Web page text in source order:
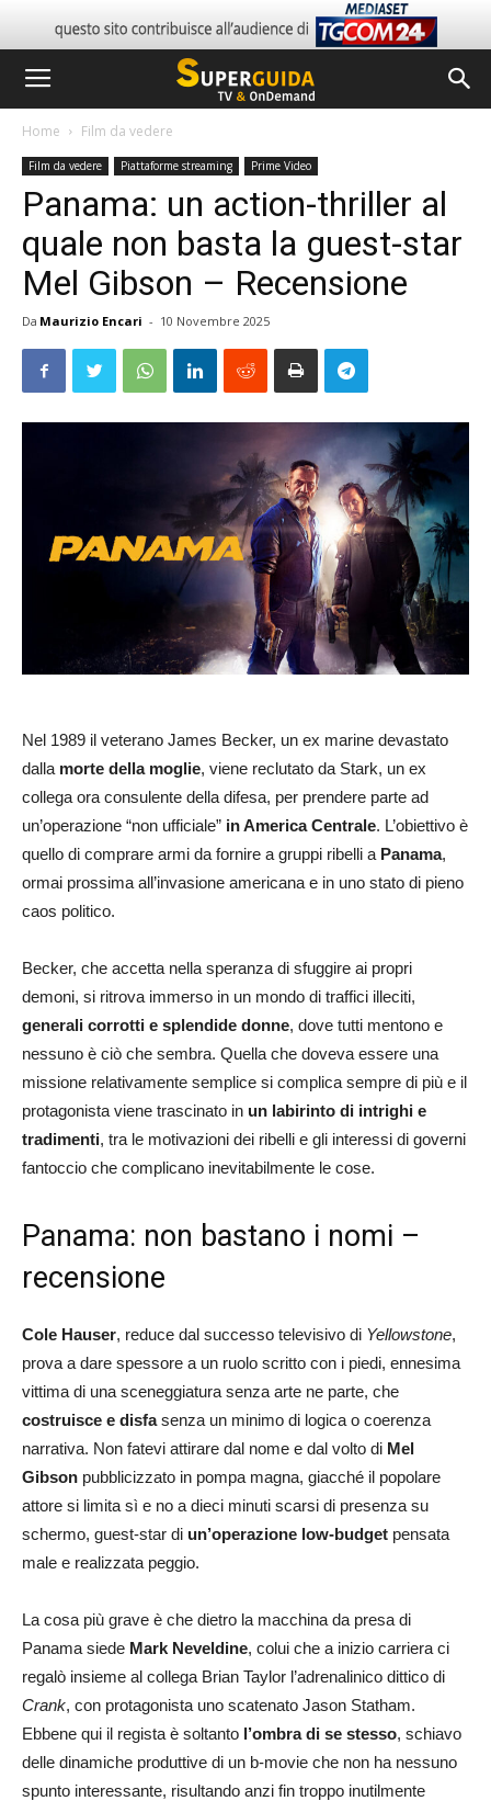
Home Film da vedere
Film da vedere Piattaforme streaming Prime Video
Panama: un action-thriller al
quale non basta la guest-star
Mel Gibson – Recensione
Da Maurizio Encari - 10 Novembre 2025
Nel 1989 il veterano James Becker, un ex marine devastato
dalla morte della moglie, viene reclutato da Stark, un ex
collega ora consulente della difesa, per prendere parte ad
un’operazione “non ufficiale” in America Centrale. L’obiettivo è
quello di comprare armi da fornire a gruppi ribelli a Panama,
ormai prossima all’invasione americana e in uno stato di pieno
caos politico.
Becker, che accetta nella speranza di sfuggire ai propri
demoni, si ritrova immerso in un mondo di traffici illeciti,
generali corrotti e splendide donne, dove tutti mentono e
nessuno è ciò che sembra. Quella che doveva essere una
missione relativamente semplice si complica sempre di più e il
protagonista viene trascinato in un labirinto di intrighi e
tradimenti, tra le motivazioni dei ribelli e gli interessi di governi
fantoccio che complicano inevitabilmente le cose.
Panama: non bastano i nomi –
recensione
Cole Hauser, reduce dal successo televisivo di Yellowstone,
prova a dare spessore a un ruolo scritto con i piedi, ennesima
vittima di una sceneggiatura senza arte ne parte, che
costruisce e disfasenza un minimo di logica o coerenza
narrativa. Non fatevi attirare dal nome e dal volto di Mel
Gibson pubblicizzato in pompa magna, giacché il popolare
attore si limita sì e no a dieci minuti scarsi di presenza su
schermo, guest-star di un’operazione low-budget pensata
male e realizzata peggio.
La cosa più grave è che dietro la macchina da presa di
Panama siede Mark Neveldine, colui che a inizio carriera ci
regalò insieme al collega Brian Taylor l’adrenalinico dittico di
Crank, con protagonista uno scatenato Jason Statham.
Ebbene qui il regista è soltanto l’ombra di se stesso, schiavo
delle dinamiche produttive di un b-movie che non ha nessuno
spunto interessante, risultando anzi fin troppo inutilmente